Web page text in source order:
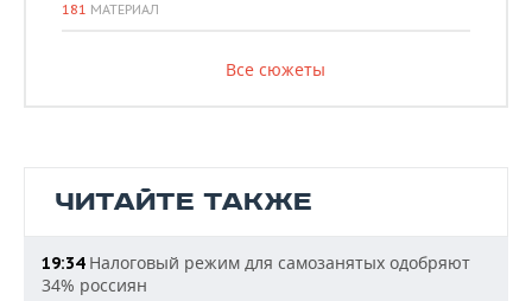
181 МАТЕРИАЛ
Все сюжеты
ЧИТАЙТЕ ТАКЖЕ
19:34Налоговый режим для самозанятых одобряют
34% россиян